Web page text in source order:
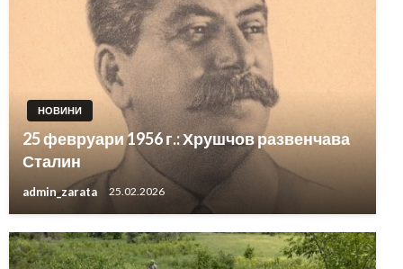
НОВИНИ
25 февруари 1956 г.: Хрушчов развенчава
Сталин
admin_zarata 25.02.2026